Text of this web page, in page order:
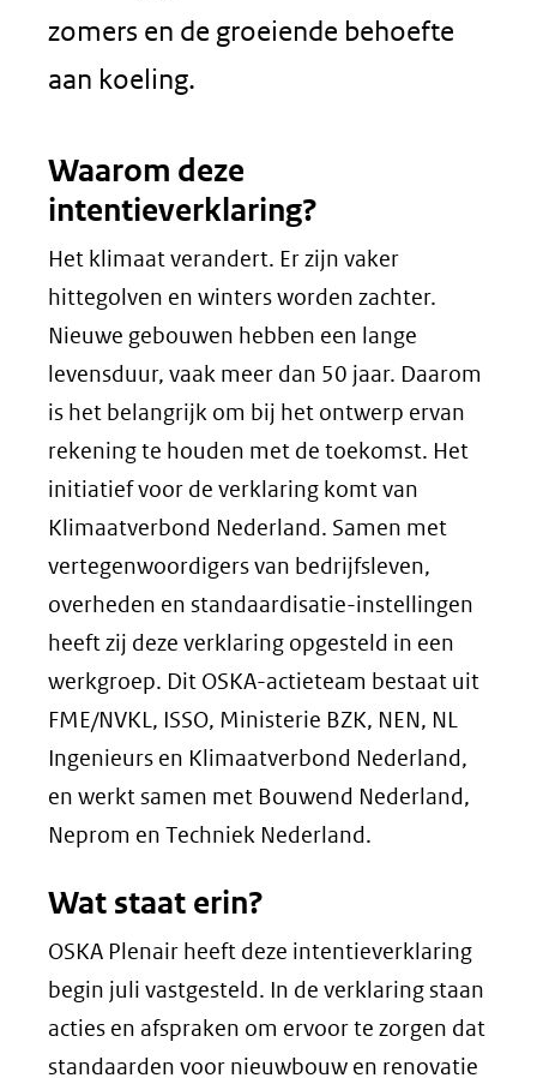
zomers en de groeiende behoefte
aan koeling.
Waarom deze
intentieverklaring?
Het klimaat verandert. Er zijn vaker
hittegolven en winters worden zachter.
Nieuwe gebouwen hebben een lange
levensduur, vaak meer dan 50 jaar. Daarom
is het belangrijk om bij het ontwerp ervan
rekening te houden met de toekomst. Het
initiatief voor de verklaring komt van
Klimaatverbond Nederland. Samen met
vertegenwoordigers van bedrijfsleven,
overheden en standaardisatie-instellingen
heeft zij deze verklaring opgesteld in een
werkgroep. Dit OSKA-actieteam bestaat uit
FME/NVKL, ISSO, Ministerie BZK, NEN, NL
Ingenieurs en Klimaatverbond Nederland,
en werkt samen met Bouwend Nederland,
Neprom en Techniek Nederland.
Wat staat erin?
OSKA Plenair heeft deze intentieverklaring
begin juli vastgesteld. In de verklaring staan
acties en afspraken om ervoor te zorgen dat
standaarden voor nieuwbouw en renovatie